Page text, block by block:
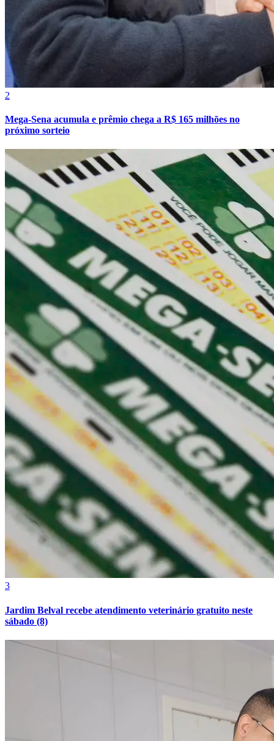
Bahia
Fortaleza
2
Mega-Sena acumula e prêmio chega a R$ 165 milhões no
próximo sorteio
3
Jardim Belval recebe atendimento veterinário gratuito neste
sábado (8)